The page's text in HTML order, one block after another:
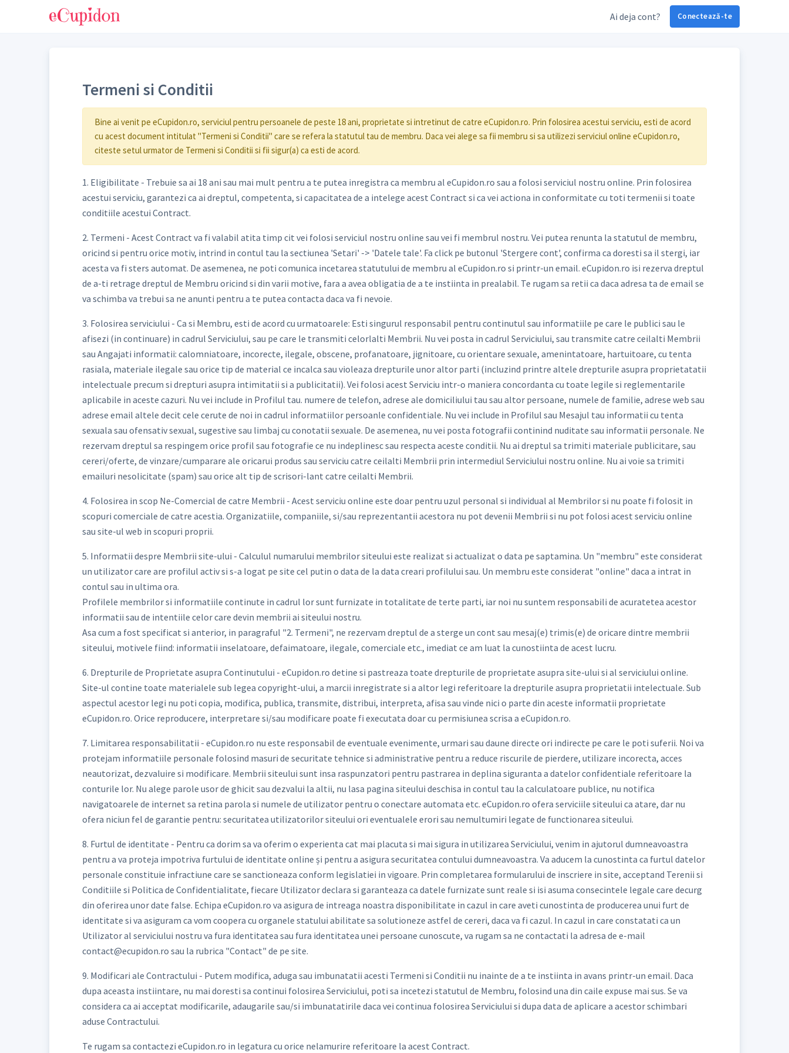
Ai deja cont? Conectează-te
Termeni si Conditii
Bine ai venit pe eCupidon.ro, serviciul pentru persoanele de peste 18 ani, proprietate si intretinut de catre eCupidon.ro. Prin folosirea acestui serviciu, esti de acord
cu acest document intitulat "Termeni si Conditii" care se refera la statutul tau de membru. Daca vei alege sa fii membru si sa utilizezi serviciul online eCupidon.ro,
citeste setul urmator de Termeni si Conditii si fii sigur(a) ca esti de acord.
1. Eligibilitate - Trebuie sa ai 18 ani sau mai mult pentru a te putea inregistra ca membru al eCupidon.ro sau a folosi serviciul nostru online. Prin folosirea
acestui serviciu, garantezi ca ai dreptul, competenta, si capacitatea de a intelege acest Contract si ca vei actiona in conformitate cu toti termenii si toate
conditiile acestui Contract.
2. Termeni - Acest Contract va fi valabil atita timp cit vei folosi serviciul nostru online sau vei fi membrul nostru. Vei putea renunta la statutul de membru,
oricind si pentru orice motiv, intrind in contul tau la sectiunea 'Setari' -> 'Datele tale'. Fa click pe butonul 'Stergere cont', confirma ca doresti sa il stergi, iar
acesta va fi sters automat. De asemenea, ne poti comunica incetarea statutului de membru al eCupidon.ro si printr-un email. eCupidon.ro isi rezerva dreptul
de a-ti retrage dreptul de Membru oricind si din varii motive, fara a avea obligatia de a te instiinta in prealabil. Te rugam sa retii ca daca adresa ta de email se
va schimba va trebui sa ne anunti pentru a te putea contacta daca va fi nevoie.
3. Folosirea serviciului - Ca si Membru, esti de acord cu urmatoarele: Esti singurul responsabil pentru continutul sau informatiile pe care le publici sau le
afisezi (in continuare) in cadrul Serviciului, sau pe care le transmiti celorlalti Membrii. Nu vei posta in cadrul Serviciului, sau transmite catre ceilalti Membrii
sau Angajati informatii: calomniatoare, incorecte, ilegale, obscene, profanatoare, jignitoare, cu orientare sexuale, amenintatoare, hartuitoare, cu tenta
rasiala, materiale ilegale sau orice tip de material ce incalca sau violeaza drepturile unor altor parti (incluzind printre altele drepturile asupra proprietatatii
intelectuale precum si drepturi asupra intimitatii si a publicitatii). Vei folosi acest Serviciu intr-o maniera concordanta cu toate legile si reglementarile
aplicabile in aceste cazuri. Nu vei include in Profilul tau. numere de telefon, adrese ale domiciliului tau sau altor persoane, numele de familie, adrese web sau
adrese email altele decit cele cerute de noi in cadrul informatiilor persoanle confidentiale. Nu vei include in Profilul sau Mesajul tau informatii cu tenta
sexuala sau ofensativ sexual, sugestive sau limbaj cu conotatii sexuale. De asemenea, nu vei posta fotografii continind nuditate sau informatii personale. Ne
rezervam dreptul sa respingem orice profil sau fotografie ce nu indeplinesc sau respecta aceste conditii. Nu ai dreptul sa trimiti materiale publicitare, sau
cereri/oferte, de vinzare/cumparare ale oricarui produs sau serviciu catre ceilalti Membrii prin intermediul Serviciului nostru online. Nu ai voie sa trimiti
emailuri nesolicitate (spam) sau orice alt tip de scrisori-lant catre ceilalti Membrii.
4. Folosirea in scop Ne-Comercial de catre Membrii - Acest serviciu online este doar pentru uzul personal si individual al Membrilor si nu poate fi folosit in
scopuri comerciale de catre acestia. Organizatiile, companiile, si/sau reprezentantii acestora nu pot devenii Membrii si nu pot folosi acest serviciu online
sau site-ul web in scopuri proprii.
5. Informatii despre Membrii site-ului - Calculul numarului membrilor siteului este realizat si actualizat o data pe saptamina. Un "membru" este considerat
un utilizator care are profilul activ si s-a logat pe site cel putin o data de la data creari profilului sau. Un membru este considerat "online" daca a intrat in
contul sau in ultima ora.
Profilele membrilor si informatiile continute in cadrul lor sunt furnizate in totalitate de terte parti, iar noi nu suntem responsabili de acuratetea acestor
informatii sau de intentiile celor care devin membrii ai siteului nostru.
Asa cum a fost specificat si anterior, in paragraful "2. Termeni", ne rezervam dreptul de a sterge un cont sau mesaj(e) trimis(e) de oricare dintre membrii
siteului, motivele fiind: informatii inselatoare, defaimatoare, ilegale, comerciale etc., imediat ce am luat la cunostiinta de acest lucru.
6. Drepturile de Proprietate asupra Continutului - eCupidon.ro detine si pastreaza toate drepturile de proprietate asupra site-ului si al serviciului online.
Site-ul contine toate materialele sub legea copyright-ului, a marcii inregistrate si a altor legi referitoare la drepturile asupra proprietatii intelectuale. Sub
aspectul acestor legi nu poti copia, modifica, publica, transmite, distribui, interpreta, afisa sau vinde nici o parte din aceste informatii proprietate
eCupidon.ro. Orice reproducere, interpretare si/sau modificare poate fi executata doar cu permisiunea scrisa a eCupidon.ro.
7. Limitarea responsabilitatii - eCupidon.ro nu este responsabil de eventuale evenimente, urmari sau daune directe ori indirecte pe care le poti suferii. Noi va
protejam informatiile personale folosind masuri de securitate tehnice si administrative pentru a reduce riscurile de pierdere, utilizare incorecta, acces
neautorizat, dezvaluire si modificare. Membrii siteului sunt insa raspunzatori pentru pastrarea in deplina siguranta a datelor confidentiale referitoare la
conturile lor. Nu alege parole usor de ghicit sau dezvalui la altii, nu lasa pagina siteului deschisa in contul tau la calculatoare publice, nu notifica
navigatoarele de internet sa retina parola si numele de utilizator pentru o conectare automata etc. eCupidon.ro ofera serviciile siteului ca atare, dar nu
ofera niciun fel de garantie pentru: securitatea utilizatorilor siteului ori eventualele erori sau nemultumiri legate de functionarea siteului.
8. Furtul de identitate - Pentru ca dorim sa va oferim o experienta cat mai placuta si mai sigura in utilizarea Serviciului, venim in ajutorul dumneavoastra
pentru a va proteja impotriva furtului de identitate online și pentru a asigura securitatea contului dumneavoastra. Va aducem la cunostinta ca furtul datelor
personale constituie infractiune care se sanctioneaza conform legislatiei in vigoare. Prin completarea formularului de inscriere in site, acceptand Terenii si
Conditiile si Politica de Confidentialitate, fiecare Utilizator declara si garanteaza ca datele furnizate sunt reale si isi asuma consecintele legale care decurg
din oferirea unor date false. Echipa eCupidon.ro va asigura de intreaga noastra disponibilitate in cazul in care aveti cunostinta de producerea unui furt de
identitate si va asiguram ca vom coopera cu organele statului abilitate sa solutioneze astfel de cereri, daca va fi cazul. In cazul in care constatati ca un
Utilizator al serviciului nostru va fura identitatea sau fura identitatea unei persoane cunoscute, va rugam sa ne contactati la adresa de e-mail
contact@ecupidon.ro sau la rubrica "Contact" de pe site.
9. Modificari ale Contractului - Putem modifica, aduga sau imbunatatii acesti Termeni si Conditii nu inainte de a te instiinta in avans printr-un email. Daca
dupa aceasta instiintare, nu mai doresti sa continui folosirea Serviciului, poti sa incetezi statutul de Membru, folosind una din caile expuse mai sus. Se va
considera ca ai acceptat modificarile, adaugarile sau/si imbunatatirile daca vei continua folosirea Serviciului si dupa data de aplicare a acestor schimbari
aduse Contractului.
Te rugam sa contactezi eCupidon.ro in legatura cu orice nelamurire referitoare la acest Contract.